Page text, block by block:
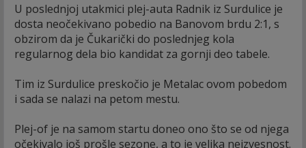
U poslednjoj utakmici plej-auta Radnik iz Surdulice je
dosta neočekivano pobedio na Banovom brdu 2:1, s
obzirom da je Čukarički do poslednjeg kola
regularnog dela bio kandidat za gornji deo tabele.
Tim iz Surdulice preskočio je Metalac ovom pobedom
i sada se nalazi na petom mestu.
Plej-of je na samom startu doneo ono što se od njega
očekivalo još prošle sezone, a to je velika neizvesnost.